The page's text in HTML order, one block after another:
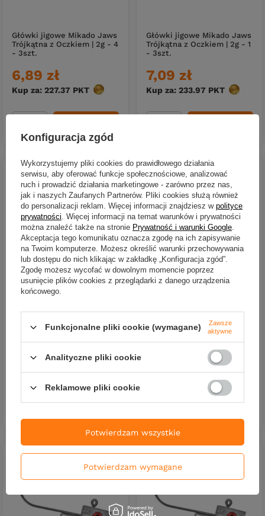
Główki jigowe Mikado Jaws
Trójkątna z Oczkiem | 2g - 4
- 3szt.
6,89 zł
Kup za: 227.37 PKT punktów
Główki jigowe Mikado Jaws
Trójkątna z Oczkiem | 2g - 1
- 3szt.
7,09 zł
Kup za: 233.97 PKT punktów
OKAZJA
Główki jigowe Mikado Jaws
Trójkątna z Oczkie | 15g -
8,18 zł
Najniższa cena:
8,18 zł
Ilość produktów
OKAZJA
Główki jigowe Mikado Jaws
7,91 zł
Najniższa cena:
7,90 zł+1%
Konfiguracja zgód
Wykorzystujemy pliki cookies do prawidłowego działania
serwisu, aby oferować funkcje społecznościowe, analizować
ruch i prowadzić działania marketingowe - zarówno przez nas,
jak i naszych Zaufanych Partnerów. Pliki cookies służą również
do personalizacji reklam. Więcej informacji znajdziesz w polityce
prywatności . Więcej informacji na temat warunków i prywatności
można znaleźć także na stronie Prywatność i warunki Google
Akceptacja tego komunikatu oznacza zgodę na ich zapisywanie
na Twoim komputerze. Możesz określić warunki przechowywania
lub dostępu do nich klikając w zakładkę „Konfiguracja zgód”.
Zgodę możesz wycofać w dowolnym momencie poprzez
usunięcie plików cookies z przeglądarki z danego urządzenia
końcowego.
Funkcjonalne pliki cookie (wymagane)
Zawsze
aktywne
Analityczne pliki cookie
Reklamowe pliki cookie
Potwierdzam wymagane
Potwierdzam wszystkie